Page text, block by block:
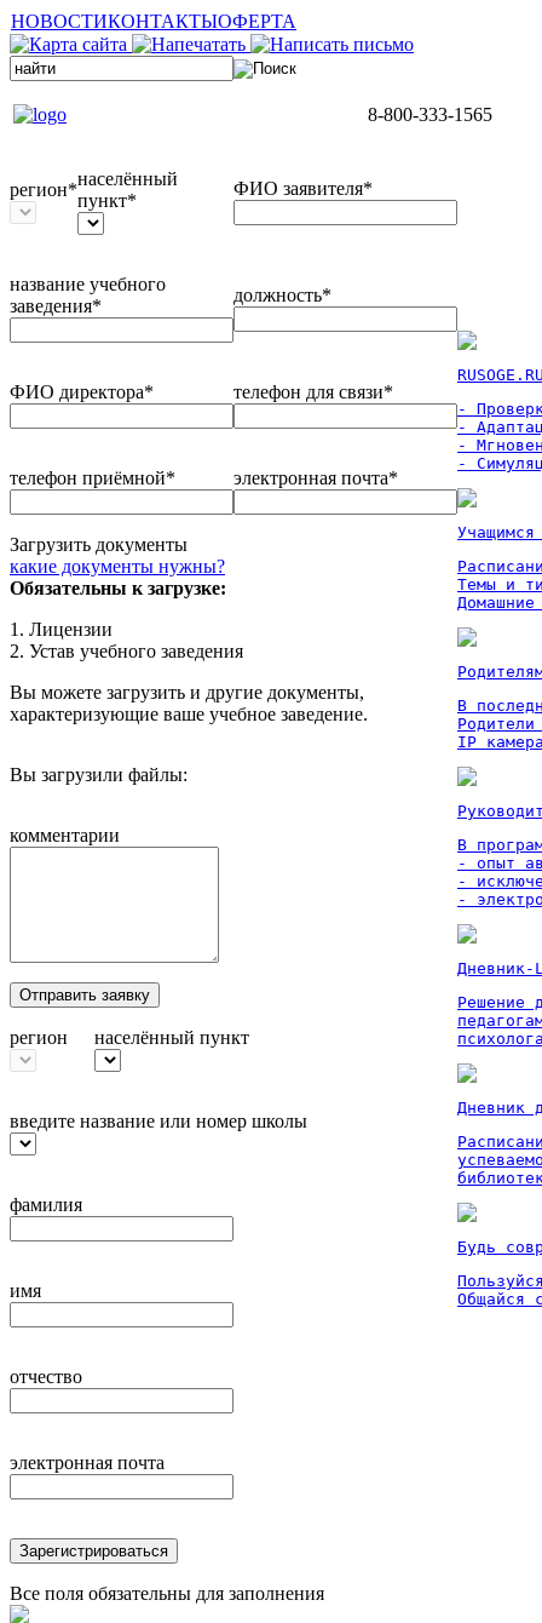
НОВОСТИКОНТАКТЫОФЕРТА
8-800-333-1565
регион*
населённый
пункт*
ФИО заявителя*
название учебного
заведения*
должность*
ФИО директора* телефон для связи*
телефон приёмной* электронная почта*
Загрузить документы
какие документы нужны?
Обязательны к загрузке:
1. Лицензии
2. Устав учебного заведения
Вы можете загрузить и другие документы,
характеризующие ваше учебное заведение.
Вы загрузили файлы:
комментарии
Отправить заявку
регион населённый пункт
введите название или номер школы
фамилия
имя
отчество
электронная почта
Зарегистрироваться
Все поля обязательны для заполнения
-
-
-
-
Темы и
Домашние
В
IP
В
- опыт
-
-
Дневник-
Решение
Дневник
Будь
Общайся